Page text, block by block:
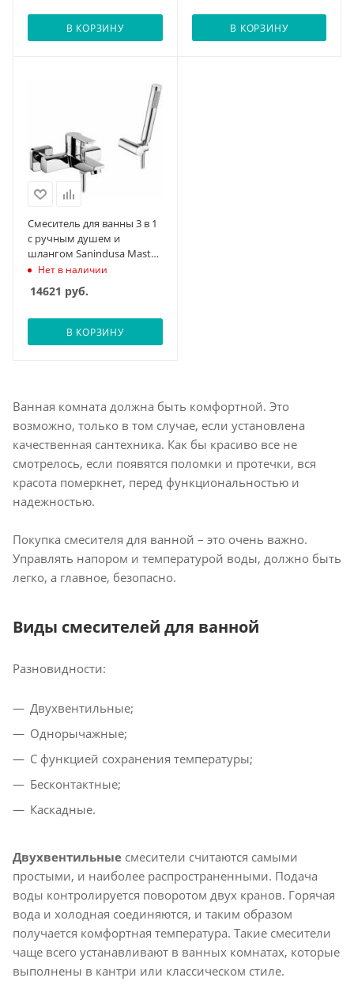
В КОРЗИНУ В КОРЗИНУ
Смеситель для ванны 3 в 1
с ручным душем и
шлангом Sanindusa Master
40 525080111
Нет в наличии
14621 руб.
В КОРЗИНУ
Ванная комната должна быть комфортной. Это
возможно, только в том случае, если установлена
качественная сантехника. Как бы красиво все не
смотрелось, если появятся поломки и протечки, вся
красота померкнет, перед функциональностью и
надежностью.
Покупка смесителя для ванной – это очень важно.
Управлять напором и температурой воды, должно быть
легко, а главное, безопасно.
Виды смесителей для ванной
Разновидности:
Двухвентильные;
Однорычажные;
С функцией сохранения температуры;
Бесконтактные;
Каскадные.
Двухвентильные смесители считаются самыми
простыми, и наиболее распространенными. Подача
воды контролируется поворотом двух кранов. Горячая
вода и холодная соединяются, и таким образом
получается комфортная температура. Такие смесители
чаще всего устанавливают в ванных комнатах, которые
выполнены в кантри или классическом стиле.